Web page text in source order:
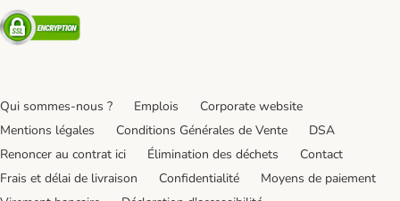
Security
Qui sommes-nous ? Emplois
Corporate website
Mentions légales
Conditions Générales de Vente
DSA
Renoncer au contrat ici
Élimination des déchets
Contact
Frais et délai de livraison
Confidentialité
Moyens de paiement